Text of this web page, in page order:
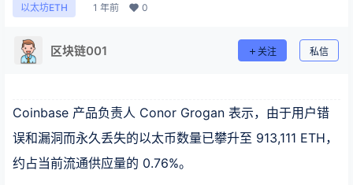
以太坊ETH 1 年前 0
区块链001 关注 私信
Coinbase 产品负责人 Conor Grogan 表示，由于用户错
误和漏洞而永久丢失的以太币数量已攀升至 913,111 ETH，
约占当前流通供应量的 0.76%。